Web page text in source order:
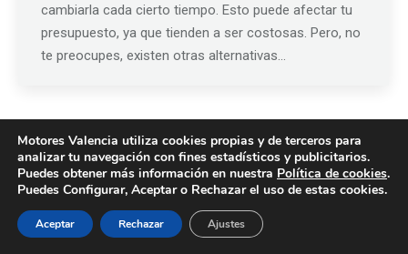
cambiarla cada cierto tiempo. Esto puede afectar tu
presupuesto, ya que tienden a ser costosas. Pero, no
te preocupes, existen otras alternativas…
© 2019 - Motores Valencia
Creado por Tandem Marketing Digital
Condiciones de Garantía
Política de Cookies|Política de Privacidad| Aviso Legal
Motores Valencia utiliza cookies propias y de terceros para
analizar tu navegación con fines estadísticos y publicitarios.
Puedes obtener más información en nuestra Política de cookies.
Puedes Configurar, Aceptar o Rechazar el uso de estas cookies.
Aceptar Rechazar Ajustes